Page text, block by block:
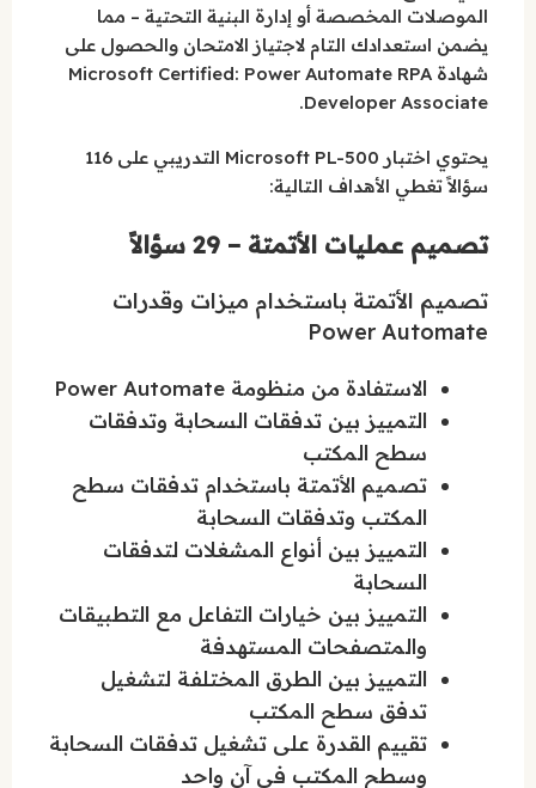
الموصلات المخصصة أو إدارة البنية التحتية – مما
يضمن استعدادك التام لاجتياز الامتحان والحصول على
شهادة Microsoft Certified: Power Automate RPA
Developer Associate.
يحتوي اختبار Microsoft PL-500 التدريبي على 116
سؤالاً تغطي الأهداف التالية:
تصميم عمليات الأتمتة – 29 سؤالاً
تصميم الأتمتة باستخدام ميزات وقدرات
Power Automate
الاستفادة من منظومة Power Automate
التمييز بين تدفقات السحابة وتدفقات
سطح المكتب
تصميم الأتمتة باستخدام تدفقات سطح
المكتب وتدفقات السحابة
التمييز بين أنواع المشغلات لتدفقات
السحابة
التمييز بين خيارات التفاعل مع التطبيقات
والمتصفحات المستهدفة
التمييز بين الطرق المختلفة لتشغيل
تدفق سطح المكتب
تقييم القدرة على تشغيل تدفقات السحابة
وسطح المكتب في آن واحد